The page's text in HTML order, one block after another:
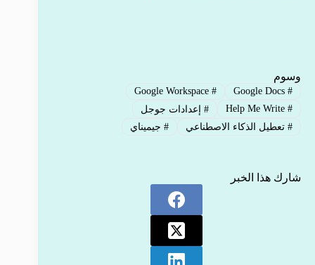
وسوم
#
Google Docs
#
Google Workspace
#
Help Me Write
#إعدادات جوجل
#تعطيل الذكاء الاصطناعي #جيميناي
شارك هذا الخبر